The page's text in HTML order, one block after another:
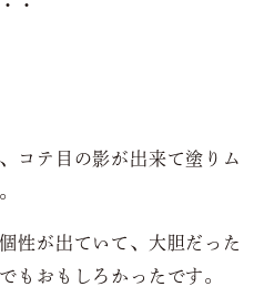
・
コテ目の影が出来て塗りム
性が出ていて、大胆だった
もおもしろかったです。